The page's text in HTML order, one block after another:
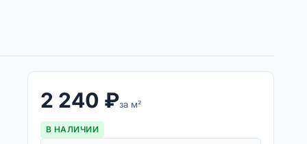
2 240 ₽за м²
В НАЛИЧИИ